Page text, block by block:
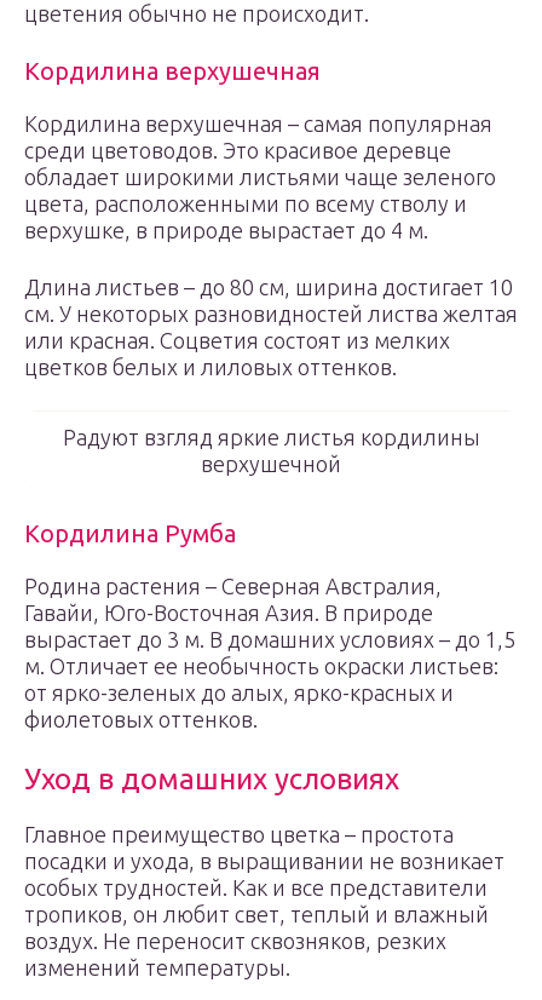
цветения обычно не происходит.
Кордилина верхушечная
Кордилина верхушечная – самая популярная
среди цветоводов. Это красивое деревце
обладает широкими листьями чаще зеленого
цвета, расположенными по всему стволу и
верхушке, в природе вырастает до 4 м.
Длина листьев – до 80 см, ширина достигает 10
см. У некоторых разновидностей листва желтая
или красная. Соцветия состоят из мелких
цветков белых и лиловых оттенков.
Радуют взгляд яркие листья кордилины
верхушечной
Кордилина Румба
Родина растения – Северная Австралия,
Гавайи, Юго-Восточная Азия. В природе
вырастает до 3 м. В домашних условиях – до 1,5
м. Отличает ее необычность окраски листьев:
от ярко-зеленых до алых, ярко-красных и
фиолетовых оттенков.
Уход в домашних условиях
Главное преимущество цветка – простота
посадки и ухода, в выращивании не возникает
особых трудностей. Как и все представители
тропиков, он любит свет, теплый и влажный
воздух. Не переносит сквозняков, резких
изменений температуры.